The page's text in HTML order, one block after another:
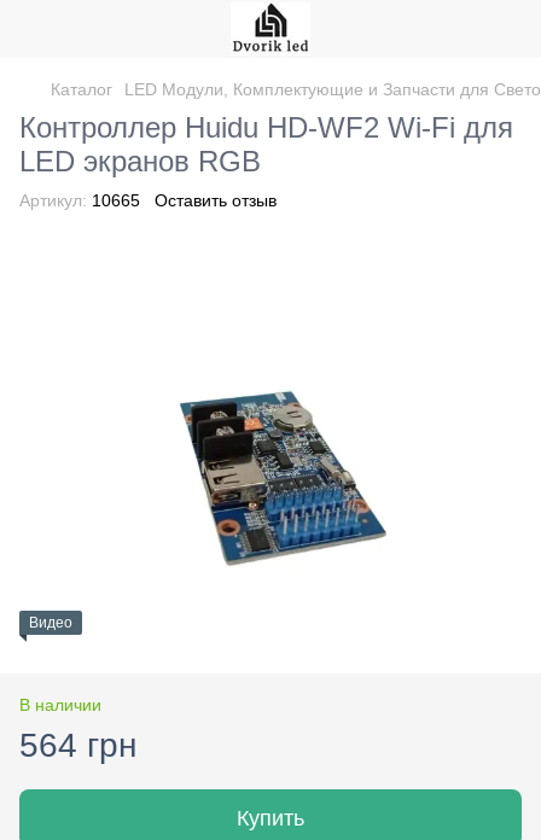
Каталог LED Модули, Комплектующие и Запчасти для
Контроллер Huidu HD-WF2 Wi-Fi для
LED экранов RGB
Артикул: 10665 Оставить отзыв
Видео
В наличии
564 грн
Купить